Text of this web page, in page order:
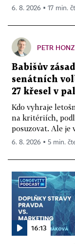
6. 8. 2026 ▪ 17 min.
PETR
Babišův
senátních
27 křesel v
Kdo vyhraje
na kritériích,
posuzovat. Ale je
6. 8. 2026 ▪ 5 min.
16:13